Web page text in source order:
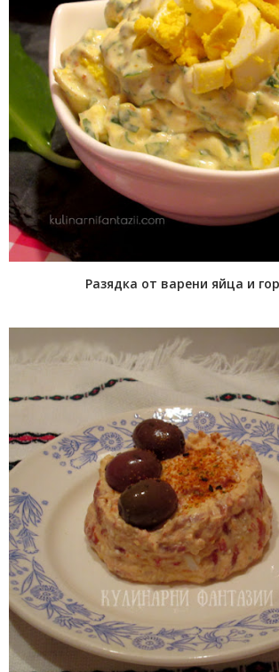
Разядка от варени яйца и